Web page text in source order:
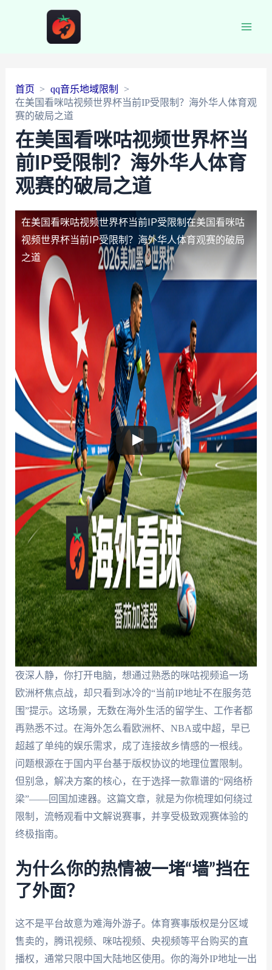
首页
qq音乐地域限制
在美国看咪咕视频世界杯当前IP受限制？海外华人体育观
赛的破局之道
在美国看咪咕视频世界杯当
前IP受限制？海外华人体育
观赛的破局之道
在美国看咪咕视频世界杯当前IP受限制 在美国看咪咕
视频世界杯当前IP受限制？海外华人体育观赛的破局
之道
夜深人静，你打开电脑，想通过熟悉的咪咕视频追一场
欧洲杯焦点战，却只看到冰冷的“当前IP地址不在服务范
围”提示。这场景，无数在海外生活的留学生、工作者都
再熟悉不过。在海外怎么看欧洲杯、NBA或中超，早已
超越了单纯的娱乐需求，成了连接故乡情感的一根线。
问题根源在于国内平台基于版权协议的地理位置限制。
但别急，解决方案的核心，在于选择一款靠谱的“网络桥
梁”——回国加速器。这篇文章，就是为你梳理如何绕过
限制，流畅观看中文解说赛事，并享受极致观赛体验的
终极指南。
为什么你的热情被一堵“墙”挡在
了外面？
这不是平台故意为难海外游子。体育赛事版权是分区域
售卖的，腾讯视频、咪咕视频、央视频等平台购买的直
播权，通常只限中国大陆地区使用。你的海外IP地址一出